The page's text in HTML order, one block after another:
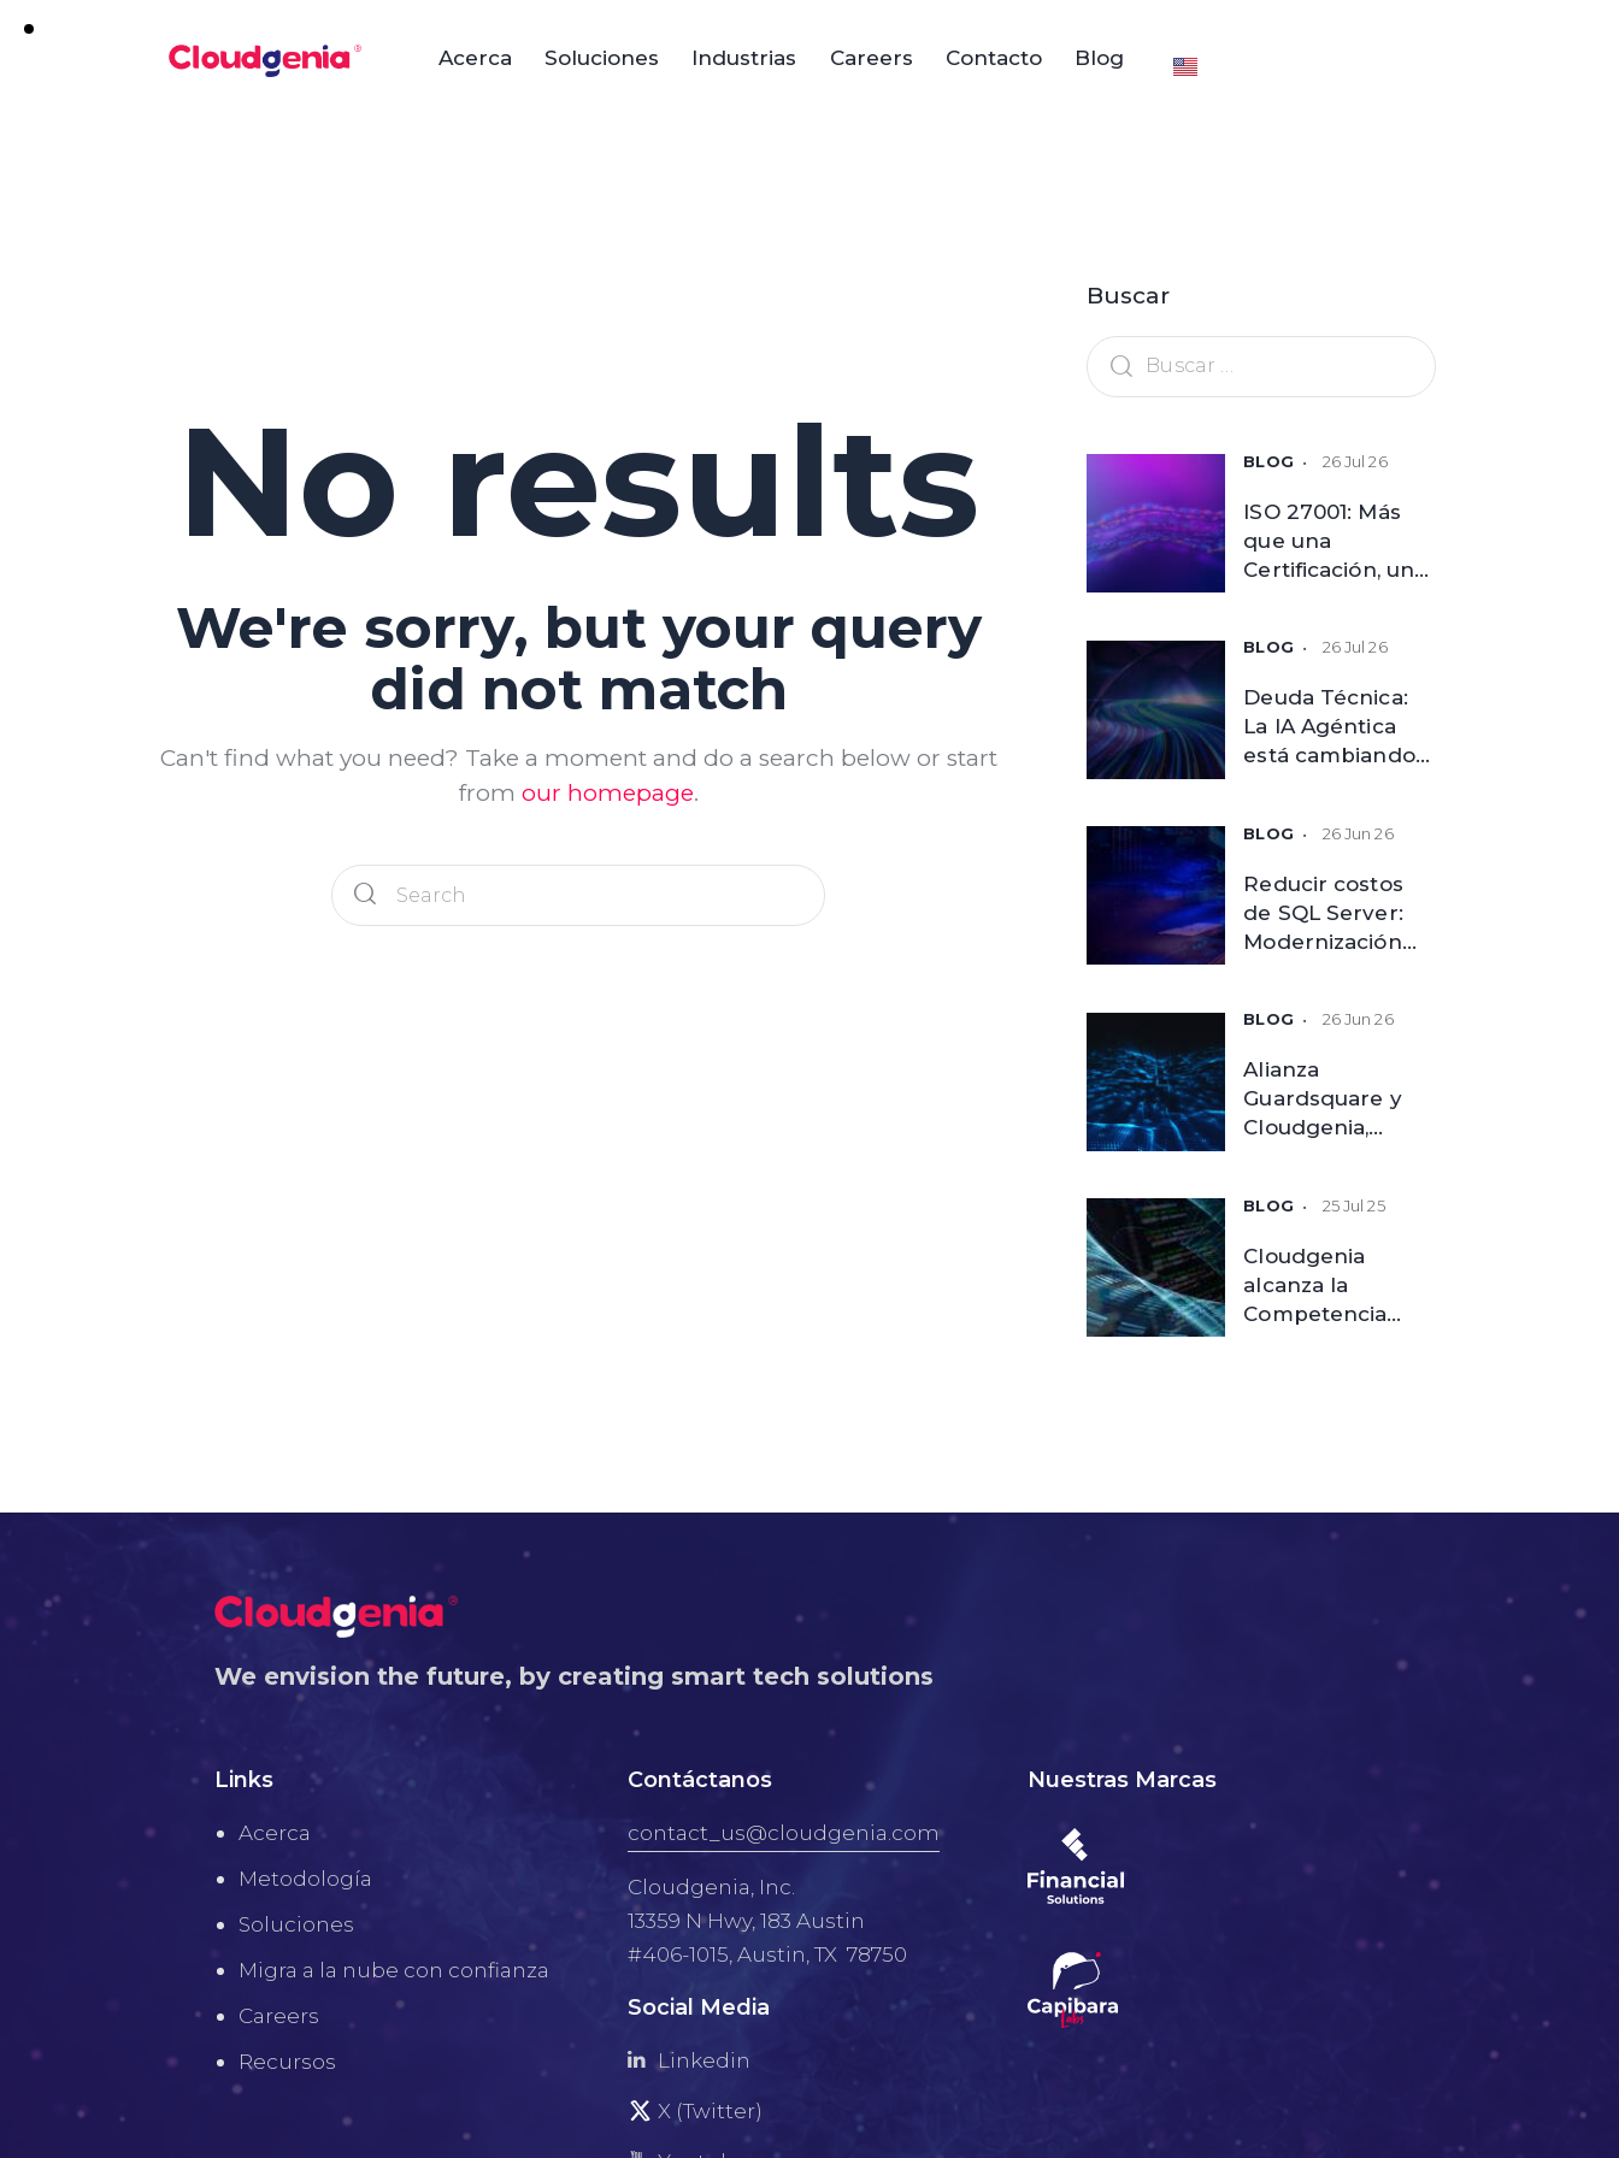
Acerca Soluciones Industrias Careers Contacto Blog
No results
We're sorry, but your query
did not match
Can't find what you need? Take a moment and do a search below or start
from our homepage.
Buscar
ISO 27001: Más
que una
Certificación, una
Capacidades
26 Jul 26
Deuda Técnica:
La IA Agéntica
está cambiando
tecnológica
26 Jul 26
Reducir costos
de SQL Server:
Modernización
26 Jun 26
Alianza
Guardsquare y
Cloudgenia,
aplicaciones
móviles
empresariales
26 Jun 26
Cloudgenia
alcanza la
Competencia
25 Jul 25
We envision the future, by creating smart tech solutions
Links
Acerca
Metodología
Soluciones
Migra a la nube con confianza
Careers
Recursos
Contáctanos
contact_us@cloudgenia.com
Cloudgenia, Inc.
13359 N Hwy, 183 Austin
#406-1015, Austin, TX 78750
Social Media
Linkedin
X (Twitter)
Nuestras Marcas